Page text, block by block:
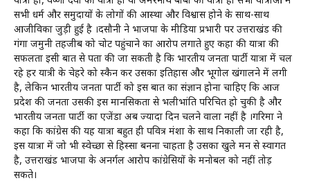
सभी धर्म और समुदायों के लोगों की आस्था और विश्वास होने के साथ-साथ
आजीविका जुड़ी हुई है ।दसौनी ने भाजपा के मीडिया प्रभारी पर उत्तराखंड की
गंगा जमुनी तहजीब को चोट पहुंचाने का आरोप लगाते हुए कहा की यात्रा की
सफलता इसी बात से पता की जा सकती है कि भारतीय जनता पार्टी यात्रा में चल
रहे हर यात्री के चेहरे को स्कैन कर उसका इतिहास और भूगोल खंगालने में लगी
है, लेकिन भारतीय जनता पार्टी को इस बात का संज्ञान होना चाहिए कि आज
प्रदेश की जनता उसकी इस मानसिकता से भलीभांति परिचित हो चुकी है और
भारतीय जनता पार्टी का एजेंडा अब ज्यादा दिन चलने वाला नहीं है ।गरिमा ने
कहा कि कांग्रेस की यह यात्रा बहुत ही पवित्र मंशा के साथ निकाली जा रही है,
इस यात्रा में जो भी स्वेच्छा से हिस्सा बनना चाहता है उसका खुले मन से स्वागत
है, उत्तराखंड भाजपा के अनर्गल आरोप कांग्रेसियों के मनोबल को नहीं तोड़
सकते।